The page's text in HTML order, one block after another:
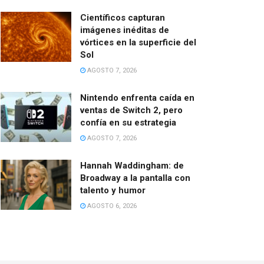
Científicos capturan
imágenes inéditas de
vórtices en la superficie del
Sol
AGOSTO 7, 2026
Nintendo enfrenta caída en
ventas de Switch 2, pero
confía en su estrategia
AGOSTO 7, 2026
Hannah Waddingham: de
Broadway a la pantalla con
talento y humor
AGOSTO 6, 2026